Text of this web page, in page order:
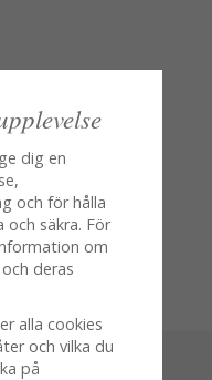
dig en
och för hålla
säkra. För
om
deras
alla cookies
och vilka du
på